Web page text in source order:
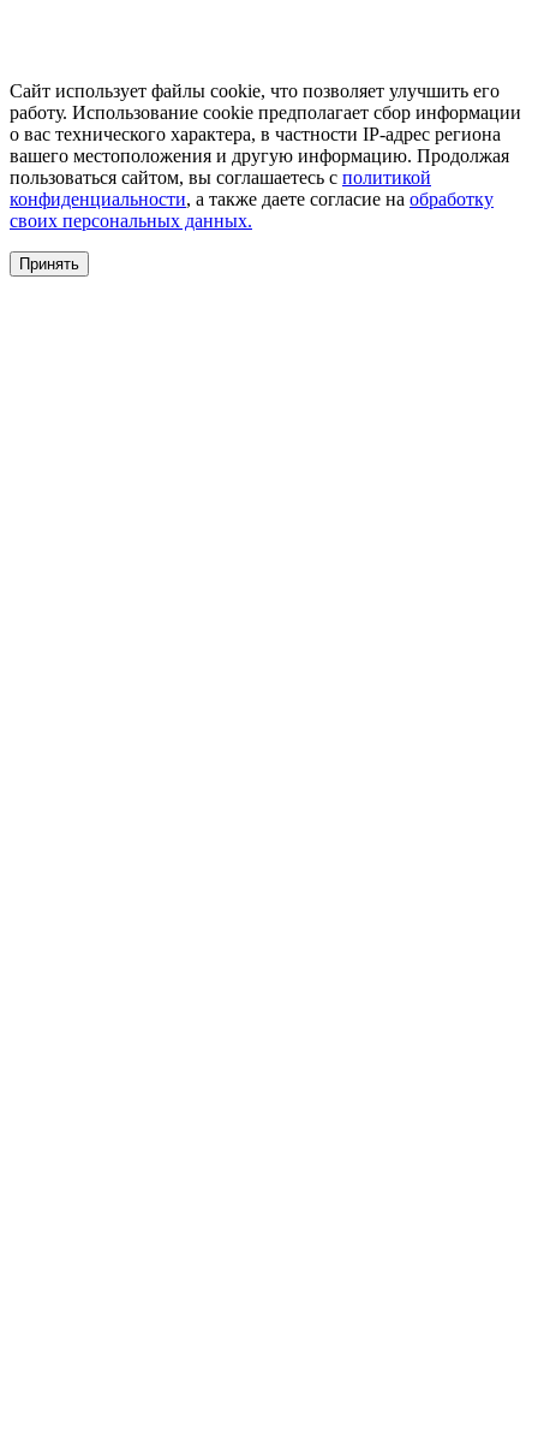
Сайт использует файлы cookie, что позволяет улучшить его
работу. Использование cookie предполагает сбор информации
о вас технического характера, в частности IP-адрес региона
вашего местоположения и другую информацию. Продолжая
пользоваться сайтом, вы соглашаетесь с политикой
конфиденциальности, а также даете согласие на обработку
своих персональных данных.
Принять